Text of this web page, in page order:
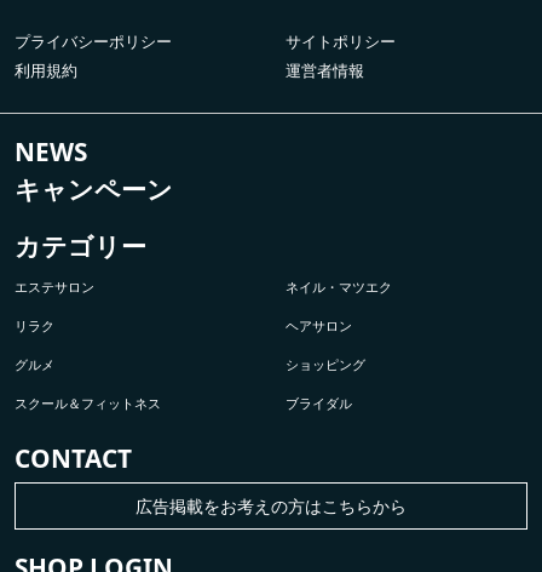
プライバシーポリシー
サイトポリシー
利用規約
運営者情報
NEWS
キャンペーン
カテゴリー
エステサロン ネイル・マツエク
リラク ヘアサロン
グルメ ショッピング
スクール＆フィットネス ブライダル
CONTACT
広告掲載をお考えの方はこちらから